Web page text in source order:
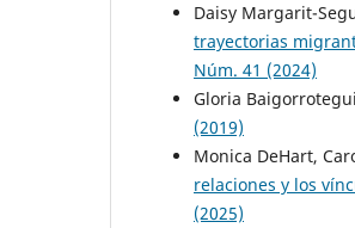
Daisy Margarit-
trayectorias
Núm. 41 (2024)
Gloria
(2019)
Monica DeHart,
relaciones y los
(2025)